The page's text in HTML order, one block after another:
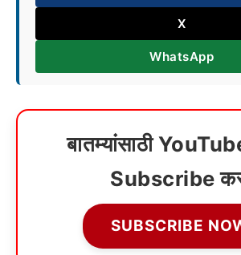
X
WhatsApp
बातम्यांसाठी
Subscribe
SUBSCRIBE